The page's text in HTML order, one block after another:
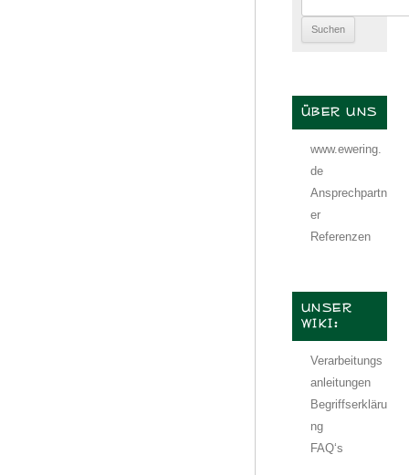
nach:
ÜBER UNS
www.ewering.
de
Ansprechpartn
er
Referenzen
UNSER
WIKI:
Verarbeitungs
anleitungen
Begriffserkläru
ng
FAQ‘s